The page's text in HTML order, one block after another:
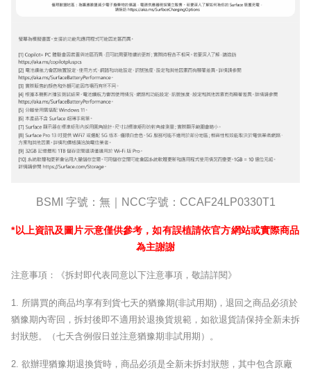
BSMI 字號：無｜ NCC字號： CCAF24LP0330T1
*以上資訊及圖片示意僅供參考，如有誤植請依官方網站或實際商品
為主謝謝
注意事項：《拆封即代表同意以下注意事項，敬請詳閱》
1. 所購買的商品均享有到貨七天的猶豫期 (非試用期) ，退回之商品必須於
猶豫期內寄回，拆封後即不適用於退換貨規範，如欲退貨請保持全新未拆
封狀態。（七天含例假日並注意猶豫期非試用期）。
2. 欲辦理猶豫期退換貨時，商品必須是全新未拆封狀態，其中包含原廠